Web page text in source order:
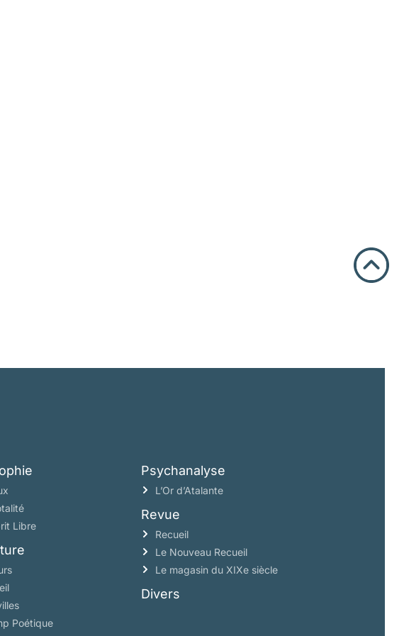
Libre
Poétique
Psychanalyse
L’Or d’Atalante
Revue
Recueil
Le Nouveau Recueil
Le magasin du XIXe siècle
Divers